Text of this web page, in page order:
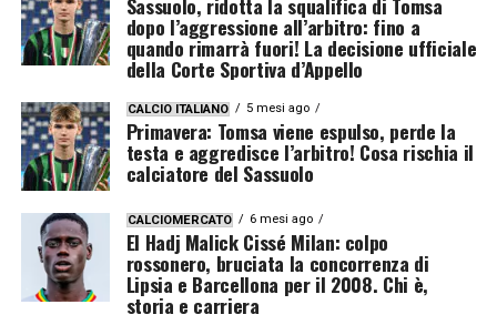
dopo l’aggressione all’arbitro: fino a
quando rimarrà fuori! La decisione ufficiale
della Corte Sportiva d’Appello
CALCIO ITALIANO 5 mesi ago
Primavera: Tomsa viene espulso, perde la
testa e aggredisce l’arbitro! Cosa rischia il
calciatore del Sassuolo
CALCIOMERCATO 6 mesi ago
El Hadj Malick Cissé Milan: colpo
rossonero, bruciata la concorrenza di
Lipsia e Barcellona per il 2008. Chi è,
storia e carriera